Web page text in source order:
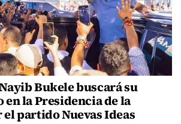
Bukele buscará su
la Presidencia de la
partido Nuevas Ideas